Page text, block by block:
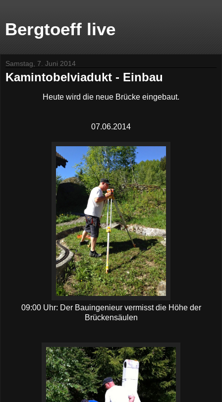
Bergtoeff live
Samstag, 7. Juni 2014
Kamintobelviadukt - Einbau
Heute wird die neue Brücke eingebaut.
07.06.2014
09:00 Uhr: Der Bauingenieur vermisst die Höhe der
Brückensäulen